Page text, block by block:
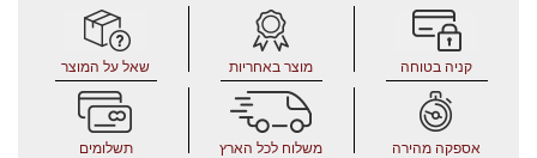
קניה בטוחה מוצר באחריות שאל על המוצר
אספקה מהירה משלוח לכל הארץ תשלומים